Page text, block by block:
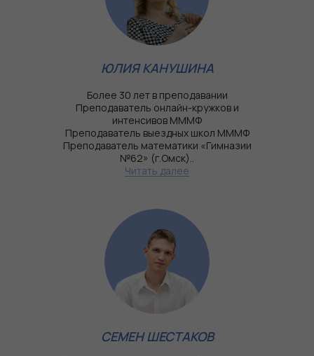
ЮЛИЯ КАНУШИНА
Более 30 лет в преподавании
Преподаватель онлайн-кружков и
интенсивов МММФ
Преподаватель выездных школ МММФ
Преподаватель математики «Гимназии
№62» (г.Омск)..
Читать далее
СЕМЕН ШЕСТАКОВ
Наши новости